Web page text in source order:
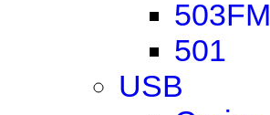
503FM
501
USB